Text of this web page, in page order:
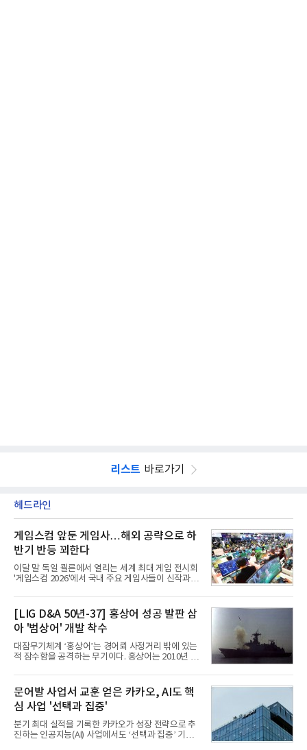
리스트 바로가기
헤드라인
게임스컴 앞둔 게임사…해외 공략으로 하
반기 반등 꾀한다
이달 말 독일 쾰른에서 열리는 세계 최대 게임 전시회
'게임스컴 2026'에서 국내 주요 게임사들이 신작과 글
체별로 엇갈린 가운데 하반기 신작 흥행과 해외 시장
성과가 실적을 좌우할 핵심 변수로 떠오르고 있다.8일
업계에 따르면 올해 상반기 게임업계는 기업별 성적
표가 크게 갈렸다. 대표적으로 크래프톤은 'PUBG: 배
틀그라운드'의 안정적인 성장에 힘입어 상반기 연결
기준 매출 2조6616억원, 영업이익 9725억원으로 역
대 최대 실적을 기록했다. 엔씨도 올해 출시한 '아이온
동기 대
[LIG D&A 50년-37] 홍상어 성공 발판 삼
아 '범상어' 개발 착수
대잠무기체계 ‘홍상어’는 경어뢰 사정거리 밖에 있는
적 잠수함을 공격하는 무기이다. 홍상어는 2010년 넥
이뤄졌다. 이후 2012년 한국형 구축함(KDX-1) 이상
의 함정에 실전 배치됐다.그해 7월 해군은 동해상에서
성능 검증을 위해 홍상어 시험발사를 실시했다. 이때
홍상어가 목표 지점에서 입수한 후 표적을 타격하지
못하고 물속에서 멈춰버리는 예상 밖의 일이 벌어졌
다. 2차 품질확인 사격 시험에서도 만족스러운 결과를
얻지 못했다. 완벽한 신뢰성 확보를 위해 LIG넥스원은
문어발 사업서 교훈 얻은 카카오, AI도 핵
심 사업 '선택과 집중'
분기 최대 실적을 기록한 카카오가 성장 전략으로 추
진하는 인공지능(AI) 사업에서도 ‘선택과 집중’ 기조